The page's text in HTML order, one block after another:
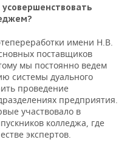
имени Н.В.
поставщиков
мы постоянно ведем
системы дуального
проведение
предприятия.
участвовало в
колледжа, где
экспертов.